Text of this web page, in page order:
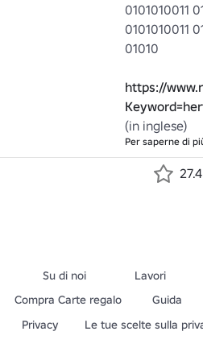
0101010011
0101010011
01010
https://
(in inglese)
Per saperne di
Su di noi Lavori
Compra Carte regalo
Guida
Privacy
Le tue scelte sulla